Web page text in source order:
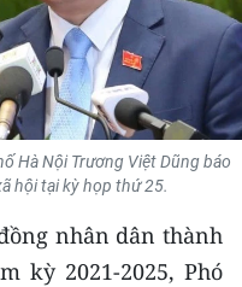
Hà Nội Trương Việt Dũng báo
hội tại kỳ họp thứ 25.
nhân dân thành
kỳ 2021-2025, Phó